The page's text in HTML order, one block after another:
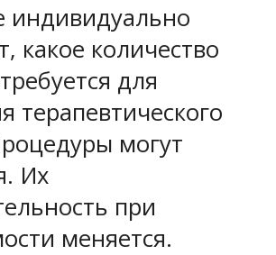
индивидуально
какое количество
для
терапевтического
могут
Их
при
меняется.